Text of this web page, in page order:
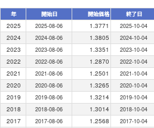
年 開始日 開始価格 終了日
2025 2025-08-06 1.3771 2025-10-04
2024
2024-08-06 1.3805 2024-10-04
2023
2023-08-06 1.3351 2023-10-04
2022
2022-08-06 1.2870 2022-10-04
2021
2021-08-06 1.2501 2021-10-04
2020
2020-08-06 1.3265 2020-10-04
2019
2019-08-06 1.3214 2019-10-04
2018
2018-08-06 1.3014 2018-10-04
2017
2017-08-06 1.2568 2017-10-04